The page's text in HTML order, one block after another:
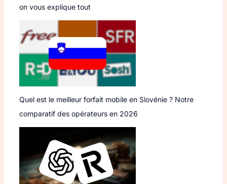
on vous explique tout
Quel est le meilleur forfait mobile en Slovénie ? Notre
comparatif des opérateurs en 2026